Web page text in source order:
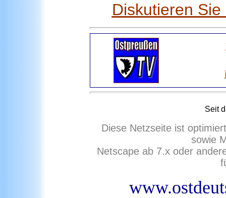
Diskutieren
Seit
Diese Netzseite ist
sowie
Netscape ab 7.x oder